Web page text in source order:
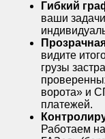
Гибкий
ваши
видите
грузы
ворота» и
платежей.
Работаем